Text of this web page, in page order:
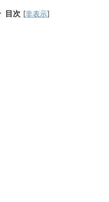
目次 [非表示]